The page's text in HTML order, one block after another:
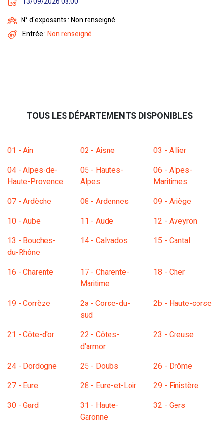
N° d'exposants : Non renseigné
Entrée :Non renseigné
TOUS LES DÉPARTEMENTS DISPONIBLES
01 - Ain 02 - Aisne
03 - Allier
04 - Alpes-de-
Haute-Provence
05 - Hautes-
Alpes
06 - Alpes-
Maritimes
07 - Ardèche
08 - Ardennes
09 - Ariège
10 - Aube
11 - Aude
12 - Aveyron
13 - Bouches-
du-Rhône
14 - Calvados 15 - Cantal
16 - Charente
17 - Charente-
Maritime
18 - Cher
19 - Corrèze
2a - Corse-du-
sud
2b - Haute-corse
21 - Côte-d'or
22 - Côtes-
d'armor
23 - Creuse
24 - Dordogne 25 - Doubs
26 - Drôme
27 - Eure
28 - Eure-et-Loir
29 - Finistère
30 - Gard
31 - Haute-
Garonne
32 - Gers